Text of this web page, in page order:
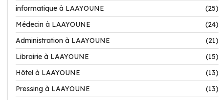
informatique à LAAYOUNE
(25)
Médecin à LAAYOUNE
(24)
Administration à LAAYOUNE
(21)
Librairie à LAAYOUNE
(15)
Hôtel à LAAYOUNE
(13)
Pressing à LAAYOUNE
(13)